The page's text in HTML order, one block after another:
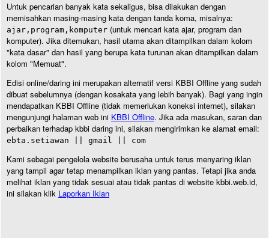
Untuk pencarian banyak kata sekaligus, bisa dilakukan dengan
memisahkan masing-masing kata dengan tanda koma, misalnya:
ajar,program,komputer (untuk mencari kata ajar, program dan
komputer). Jika ditemukan, hasil utama akan ditampilkan dalam kolom
"kata dasar" dan hasil yang berupa kata turunan akan ditampilkan dalam
kolom "Memuat".
Edisi online/daring ini merupakan alternatif versi KBBI Offline yang sudah
dibuat sebelumnya (dengan kosakata yang lebih banyak). Bagi yang ingin
mendapatkan KBBI Offline (tidak memerlukan koneksi internet), silakan
mengunjungi halaman web ini KBBI Offline. Jika ada masukan, saran dan
perbaikan terhadap kbbi daring ini, silakan mengirimkan ke alamat email:
ebta.setiawan || gmail || com
Kami sebagai pengelola website berusaha untuk terus menyaring iklan
yang tampil agar tetap menampilkan iklan yang pantas. Tetapi jika anda
melihat iklan yang tidak sesuai atau tidak pantas di website kbbi.web.id,
ini silakan klik Laporkan Iklan